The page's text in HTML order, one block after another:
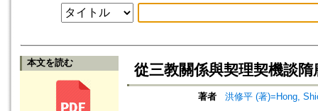
本文を読む 從三教關係與契理契機談隋
著者
洪修平 (著)=Hong,